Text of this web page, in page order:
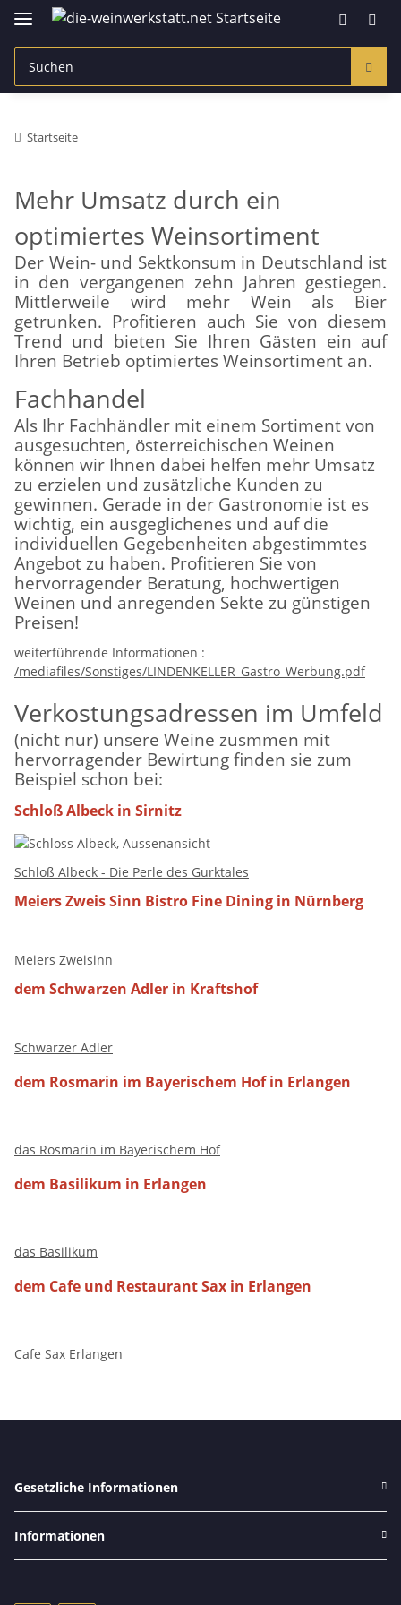
Startseite
Mehr Umsatz durch ein
optimiertes Weinsortiment
Der Wein- und Sektkonsum in Deutschland ist
in den vergangenen zehn Jahren gestiegen.
Mittlerweile wird mehr Wein als Bier
getrunken. Profitieren auch Sie von diesem
Trend und bieten Sie Ihren Gästen ein auf
Ihren Betrieb optimiertes Weinsortiment an.
Fachhandel
Als Ihr Fachhändler mit einem Sortiment von
ausgesuchten, österreichischen Weinen
können wir Ihnen dabei helfen mehr Umsatz
zu erzielen und zusätzliche Kunden zu
gewinnen. Gerade in der Gastronomie ist es
wichtig, ein ausgeglichenes und auf die
individuellen Gegebenheiten abgestimmtes
Angebot zu haben. Profitieren Sie von
hervorragender Beratung, hochwertigen
Weinen und anregenden Sekte zu günstigen
Preisen!
weiterführende Informationen :
/mediafiles/Sonstiges/LINDENKELLER_Gastro_Werbung.pdf
Verkostungsadressen im Umfeld
(nicht nur) unsere Weine zusmmen mit
hervorragender Bewirtung finden sie zum
Beispiel schon bei:
Schloß Albeck in Sirnitz
Schloß Albeck - Die Perle des Gurktales
Meiers Zweis Sinn Bistro Fine Dining in Nürnberg
Meiers Zweisinn
dem Schwarzen Adler in Kraftshof
Schwarzer Adler
dem Rosmarin im Bayerischem Hof in Erlangen
das Rosmarin im Bayerischem Hof
dem Basilikum in Erlangen
das Basilikum
dem Cafe und Restaurant Sax in Erlangen
Cafe Sax Erlangen
Gesetzliche Informationen
Informationen